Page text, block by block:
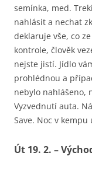
semínka, med.
nahlásit a nechat
deklaruje vše, co
kontrole, člověk
nejste jistí. Jídlo
prohlédnou a
nebylo nahlášeno,
Vyzvednutí auta.
Save. Noc v kempu
Út 19. 2. –